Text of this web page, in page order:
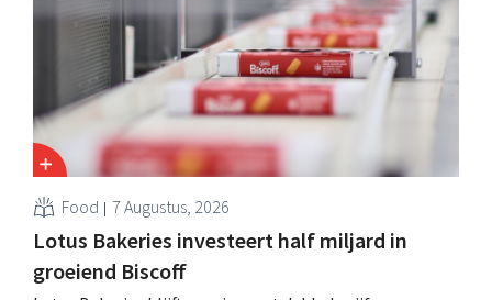
Food 7 Augustus, 2026
Lotus Bakeries investeert half miljard in
groeiend Biscoff